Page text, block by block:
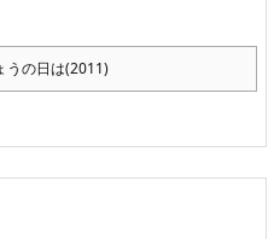
うの日は(2011)